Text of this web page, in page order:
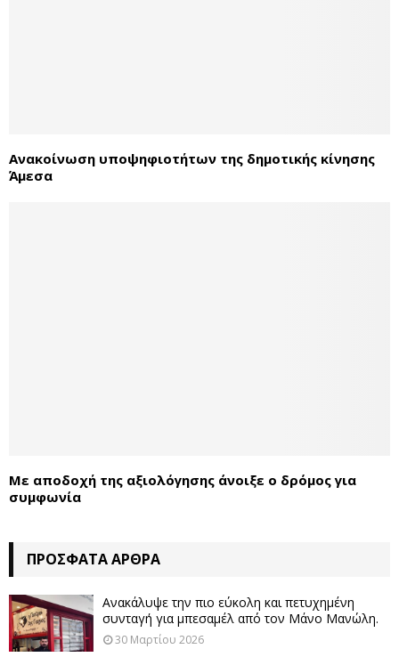
Ανακοίνωση υποψηφιοτήτων της δημοτικής κίνησης
Άμεσα
Με αποδοχή της αξιολόγησης άνοιξε ο δρόμος για
συμφωνία
ΠΡΌΣΦΑΤΑ ΆΡΘΡΑ
Ανακάλυψε την πιο εύκολη και πετυχημένη
συνταγή για μπεσαμέλ από τον Μάνο Μανώλη.
30 Μαρτίου 2026